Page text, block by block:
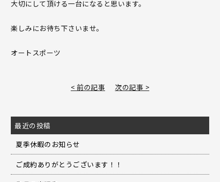
大切にして頂ける一台になると思います。
楽しみにお待ち下さいませ。
オートスポーツ
< 前の記事 次の記事 >
最近の投稿
夏季休暇のお知らせ
ご成約ありがとうございます！！